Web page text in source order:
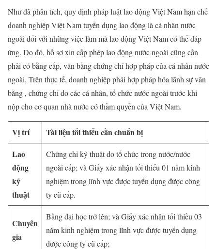
Như đã phân tích, quy định pháp luật lao động Việt Nam hạn chế
doanh nghiệp Việt Nam tuyển dụng lao động là cá nhân nước
ngoài đối với những việc làm mà lao động Việt Nam có thể đáp
ứng. Do đó, hồ sơ xin cấp phép lao động nước ngoài cũng cần
phải có bằng cấp, văn bằng chứng chỉ hợp pháp của cá nhân nước
ngoài. Trên thực tế, doanh nghiệp phải hợp pháp hóa lãnh sự văn
bằng , chứng chỉ do các cá nhân, tổ chức nước ngoài trước khi
nộp cho cơ quan nhà nước có thầm quyền của Việt Nam.
Vị trí
Tài liệu tối thiểu cần chuẩn bị
Lao
động
kỹ
thuật
Chứng chỉ kỹ thuật do tổ chức trong nước/nước
ngoài cấp; và Giấy xác nhận tối thiểu 01 năm kinh
nghiệm trong lĩnh vực được tuyển dụng được công
ty cũ cấp.
Chuyên
gia
Bằng đại học trở lên; và Giấy xác nhận tối thiều 03
năm kinh nghiệm trong lĩnh vực được tuyển dụng
được công ty cũ cấp;